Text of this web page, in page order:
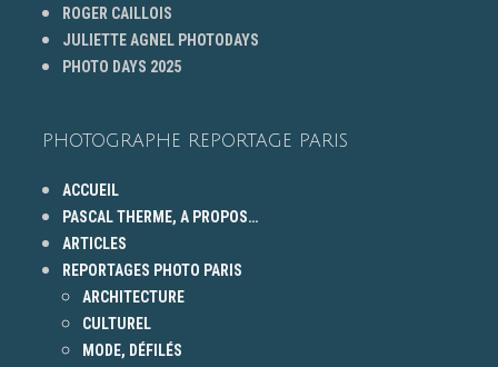
ROGER CAILLOIS
JULIETTE AGNEL PHOTODAYS
PHOTO DAYS 2025
PHOTOGRAPHE REPORTAGE PARIS
ACCUEIL
PASCAL THERME, A PROPOS…
ARTICLES
REPORTAGES PHOTO PARIS
ARCHITECTURE
CULTUREL
MODE, DÉFILÉS